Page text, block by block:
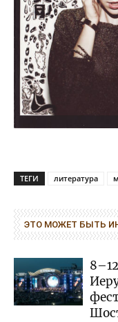
ТЕГИ литература
ЭТО МОЖЕТ БЫТЬ